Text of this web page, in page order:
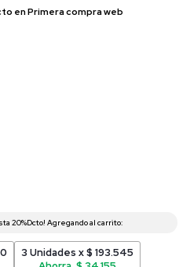
en Primera compra web
3 Unidades x $ 193.545